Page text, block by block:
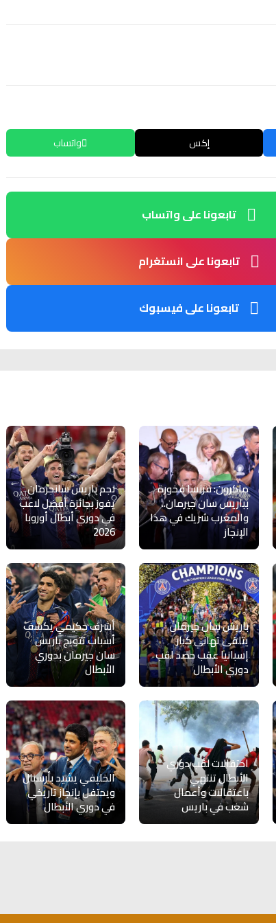
إكس واتساب
تابعونا على واتساب
تابعونا على انستغرام
تابعونا على فيسبوك
ماكرون: فرنسا فخورة
بباريس سان جيرمان..
والمغرب شريك في هذا
الإنجاز
نجم باريس سانجرمان
يفوز بجائزة أفضل لاعب
في دوري أبطال أوروبا
2026
باريس سان جيرمان
يتلقى تهاني كبار
إسبانيا عقب حصد لقب
دوري الأبطال
أشرف حكيمي يكشف
أسباب تتويج باريس
سان جيرمان بدوري
الأبطال
احتفالات لقب دوري
الأبطال تنتهي
باعتقالات وأعمال
شغب في باريس
الخليفي يشيد بأرسنال
ويحتفل بإنجاز تاريخي
في دوري الأبطال